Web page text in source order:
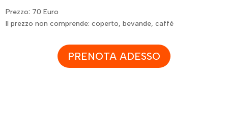
Prezzo: 70 Euro
Il prezzo non comprende: coperto, bevande, caffè
PRENOTA ADESSO